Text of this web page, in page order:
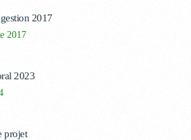
2017
2017
2023
projet